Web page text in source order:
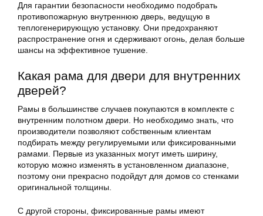
Для гарантии безопасности необходимо подобрать
противопожарную внутреннюю дверь, ведущую в
теплогенерирующую установку. Они предохраняют
распространение огня и сдерживают огонь, делая больше
шансы на эффективное тушение.
Какая рама для двери для внутренних
дверей?
Рамы в большинстве случаев покупаются в комплекте с
внутренним полотном двери. Но необходимо знать, что
производители позволяют собственным клиентам
подбирать между регулируемыми или фиксированными
рамами. Первые из указанных могут иметь ширину,
которую можно изменять в установленном диапазоне,
поэтому они прекрасно подойдут для домов со стенками
оригинальной толщины.
С другой стороны, фиксированные рамы имеют